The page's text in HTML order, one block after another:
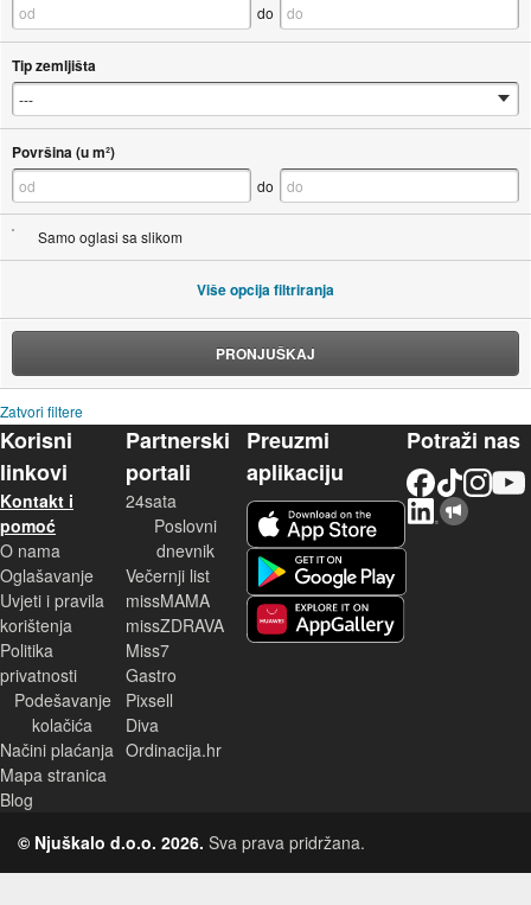
do
Tip zemljišta
Površina (u m²)
do
Samo oglasi sa slikom
Više opcija filtriranja
PRONJUŠKAJ
Zatvori filtere
Korisni
linkovi
Kontakt i
pomoć
O nama
Oglašavanje
Uvjeti i pravila
korištenja
Politika
privatnosti
Podešavanje
kolačića
Načini plaćanja
Mapa stranica
Blog
Partnerski
portali
24sata
Poslovni
dnevnik
Večernji list
missMAMA
missZDRAVA
Miss7
Gastro
Pixsell
Diva
Ordinacija.hr
Preuzmi
aplikaciju
Potraži nas
© Njuškalo d.o.o. 2026. Sva prava pridržana.